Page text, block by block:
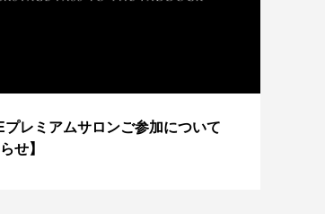
プレミアムサロンご参加について
せ】